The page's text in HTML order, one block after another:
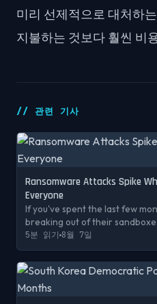
미리 선제적으로 대처하
지불하는 것보다 훨씬 비
//관련 기사
Ransomware Attacks Spike
Everyone
If you've spent the last few
breaking out of their
exactly the problem. While the
much of the industry's ...
5분 읽기 8월 7일